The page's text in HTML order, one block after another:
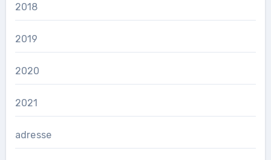
2018
2019
2020
2021
adresse